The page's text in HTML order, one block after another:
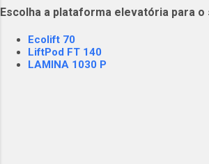
posição desconfortável
escadas e andaimes)
Escolha a plataforma elevatória para o
Ecolift 70
LiftPod FT 140
LAMINA 1030 P